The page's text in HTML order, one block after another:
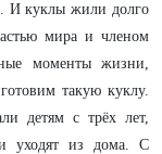
И куклы жили долго
мира и членом
моменты жизни,
такую куклу.
детям с трёх лет,
уходят из дома. С